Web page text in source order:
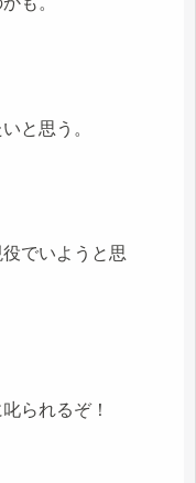
と思う。
でいようと思
られるぞ！